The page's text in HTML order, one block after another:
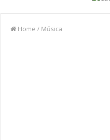
Home / Música